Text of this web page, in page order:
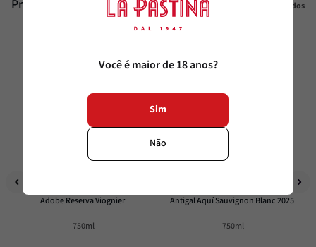
Produtos similares Veja todos
Adobe Reserva Viognier
750ml
OFF
Antigal Aquí Sauvignon Blanc 2025
750ml
Você é maior de 18 anos?
Sim
Não